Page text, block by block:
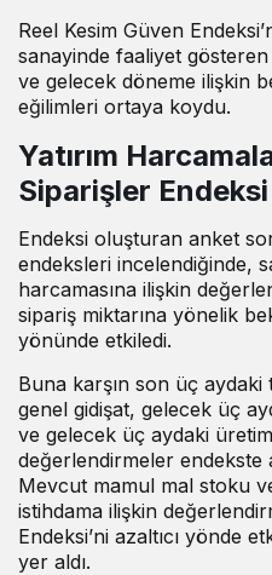
Reel Kesim Güven
sanayinde faaliyet
ve gelecek döneme ilişkin
eğilimleri ortaya koydu.
Yatırım
Siparişler
Endeksi oluşturan anket
endeksleri incelendiğinde,
harcamasına ilişkin
sipariş miktarına yönelik
yönünde etkiledi.
Buna karşın son üç aydaki
genel gidişat, gelecek üç
ve gelecek üç aydaki
değerlendirmeler endekste
Mevcut mamul mal stoku
istihdama ilişkin
Endeksi’ni azaltıcı yönde
yer aldı.